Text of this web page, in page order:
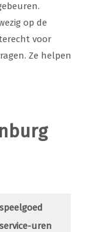
op de
voor
Ze helpen
speelgoed
service-uren